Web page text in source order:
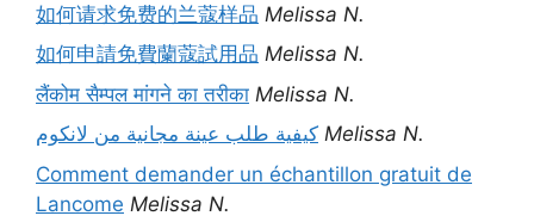
如何请求免费的兰蔻样品 Melissa N.
如何申請免費蘭蔻試用品 Melissa N.
लैंकोम सैम्पल मांगने का तरीका Melissa N.
كيفية طلب عينة مجانية من لانكوم Melissa N.
Comment demander un échantillon gratuit de
Lancome Melissa N.